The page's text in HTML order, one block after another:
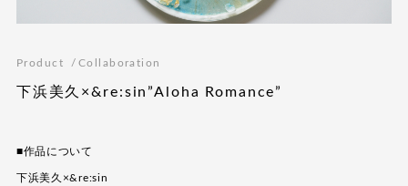
Product Collaboration
下浜美久×&re:sin”Aloha Romance”
■作品について
下浜美久×&re:sin